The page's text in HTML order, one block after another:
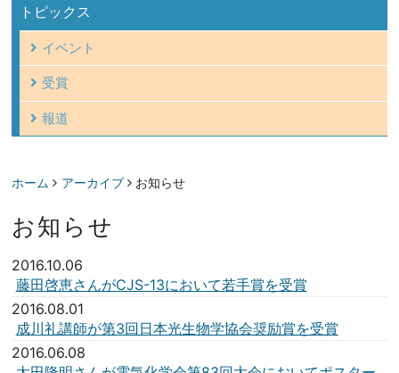
トピックス
イベント
受賞
報道
ホーム アーカイブ お知らせ
お知らせ
2016.10.06
藤田啓恵さんがCJS-13において若手賞を受賞
2016.08.01
成川礼講師が第3回日本光生物学協会奨励賞を受賞
2016.06.08